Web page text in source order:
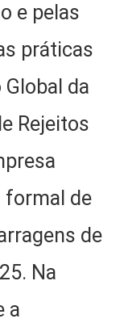
e pelas
práticas
da
Rejeitos
formal de
de
Na
a